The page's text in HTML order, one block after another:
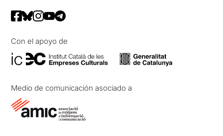
Con el apoyo de
Medio de comunicación asociado a